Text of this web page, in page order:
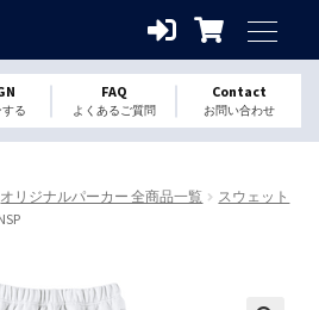
る
FAQ
よくあるご質問
Contact
お問い合わせ
オリジナルパーカー 全商品一覧
スウェット